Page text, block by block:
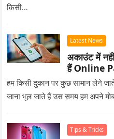
किसी…
Latest News
अकाउंट में
हैं Online
हम किसी दुकान पर कुछ सामान लेने
जाना भूल जाते हैं उस समय हम अपने
Tips & Tricks